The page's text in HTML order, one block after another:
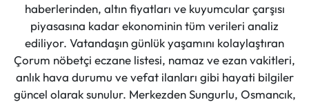
haberlerinden, altın fiyatları ve kuyumcular çarşısı
piyasasına kadar ekonominin tüm verileri analiz
ediliyor. Vatandaşın günlük yaşamını kolaylaştıran
Çorum nöbetçi eczane listesi, namaz ve ezan vakitleri,
anlık hava durumu ve vefat ilanları gibi hayati bilgiler
güncel olarak sunulur. Merkezden Sungurlu, Osmancık,